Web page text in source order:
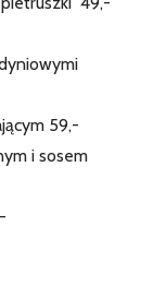
59,-
i sosem